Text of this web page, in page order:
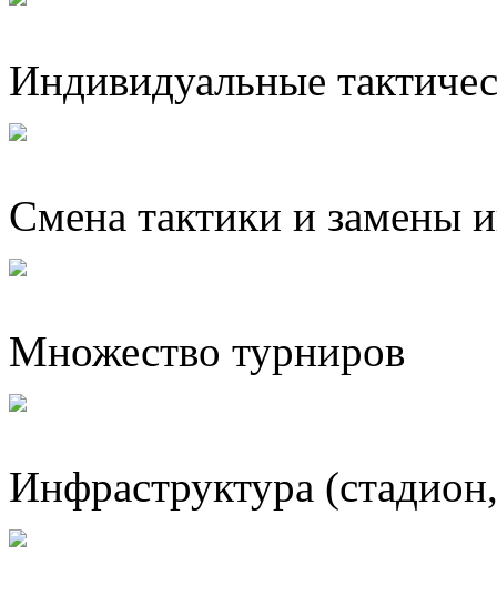
Индивидуальные
Cмена тактики и замены
Множество турниров
Инфраструктура